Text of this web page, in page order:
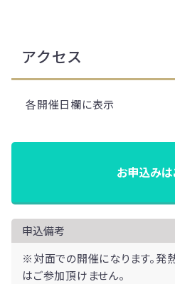
アクセス
各開催日欄に表示
お申込みは
申込備考
※対面での開催になります。発
はご参加頂けません。